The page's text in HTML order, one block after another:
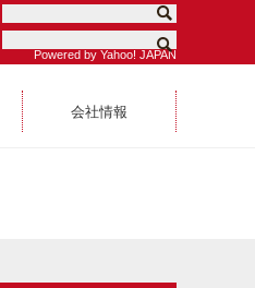
Powered by Yahoo! JAPAN
会社情報